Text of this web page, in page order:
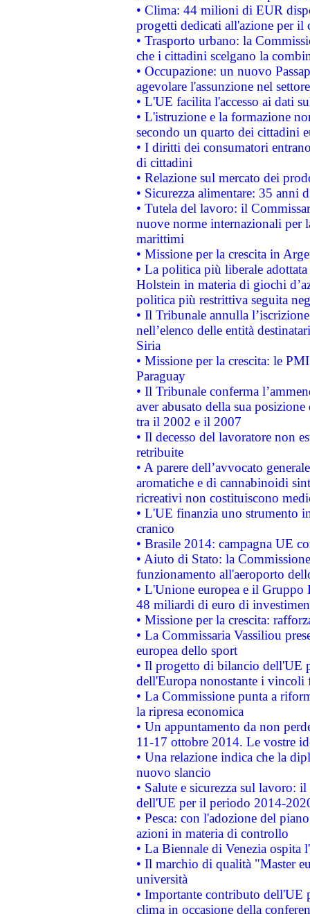
• Clima: 44 milioni di EUR
progetti dedicati all'azione per il
• Trasporto urbano: la
che i cittadini scelgano la
• Occupazione: un nuovo
agevolare l'assunzione nel
• L'UE facilita l'accesso ai dati
• L'istruzione e la formazione
secondo un quarto dei cittadini
• I diritti dei consumatori
di cittadini
• Relazione sul mercato dei
• Sicurezza alimentare: 35 anni
• Tutela del lavoro: il
nuove norme internazionali per
marittimi
• Missione per la crescita in
• La politica più liberale
Holstein in materia di giochi
politica più restrittiva seguita
• Il Tribunale annulla
nell’elenco delle entità
Siria
• Missione per la crescita: le
Paraguay
• Il Tribunale conferma
aver abusato della sua
tra il 2002 e il 2007
• Il decesso del lavoratore non
retribuite
• A parere dell’avvocato
aromatiche e di cannabinoidi
ricreativi non costituiscono
• L'UE finanzia uno strumento
cranico
• Brasile 2014: campagna UE
• Aiuto di Stato: la
funzionamento all'aeroporto
• L'Unione europea e il
48 miliardi di euro di
• Missione per la crescita:
• La Commissaria Vassiliou
europea dello sport
• Il progetto di bilancio dell'UE
dell'Europa nonostante i vincoli
• La Commissione punta a
la ripresa economica
• Un appuntamento da non
11-17 ottobre 2014. Le vostre
• Una relazione indica che la
nuovo slancio
• Salute e sicurezza sul lavoro:
dell'UE per il periodo 2014-
• Pesca: con l'adozione del
azioni in materia di controllo
• La Biennale di Venezia ospita
• Il marchio di qualità "Master
università
• Importante contributo dell'UE
clima in occasione della